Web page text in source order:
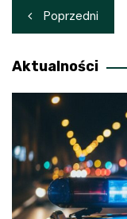
Nawigacja
wpisu
Poprzedni
Aktualności